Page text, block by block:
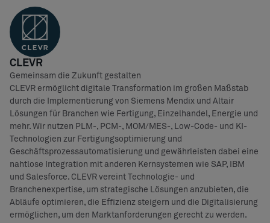
CLEVR
Gemeinsam die Zukunft gestalten
CLEVR ermöglicht digitale Transformation im großen Maßstab
durch die Implementierung von Siemens Mendix und Altair
Lösungen für Branchen wie Fertigung, Einzelhandel, Energie und
mehr. Wir nutzen PLM-, PCM-, MOM/MES-, Low-Code- und KI-
Technologien zur Fertigungsoptimierung und
Geschäftsprozessautomatisierung und gewährleisten dabei eine
nahtlose Integration mit anderen Kernsystemen wie SAP, IBM
und Salesforce. CLEVR vereint Technologie- und
Branchenexpertise, um strategische Lösungen anzubieten, die
Abläufe optimieren, die Effizienz steigern und die Digitalisierung
ermöglichen, um den Marktanforderungen gerecht zu werden.